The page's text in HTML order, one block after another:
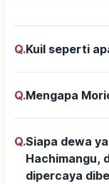
Q.Kuil seperti
Q.Mengapa
Q.Siapa dewa
Hachimangu,
dipercaya